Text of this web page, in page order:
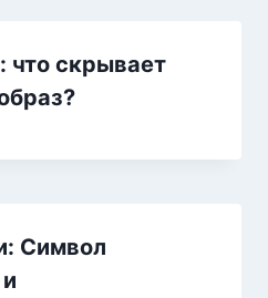
что скрывает
Символ